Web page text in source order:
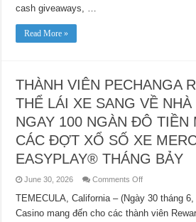
cash giveaways, …
Read More »
THÀNH VIÊN PECHANGA
THỂ LÁI XE SANG VỀ NHÀ
NGAY 100 NGÀN ĐÔ TIỀN
CÁC ĐỢT XỔ SỐ XE
EASYPLAY® THÁNG BẢY
June 30, 2026 Comments Offon
VIÊN
PECHANGA
REWARDS
TEMECULA, California – (Ngày 30 tháng
Casino mang đến cho các thành viên